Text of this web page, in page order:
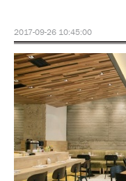
2017-09-26 10:45:00